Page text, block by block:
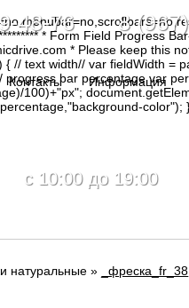
* Form Field Progress
* Please keep this
// text width// var fieldWidth
bar percentage var
100)+"px";
48-76 8 (967)
c 10:00 до 19:00
Контакты Информация
натуральные » _фреска_fr_38